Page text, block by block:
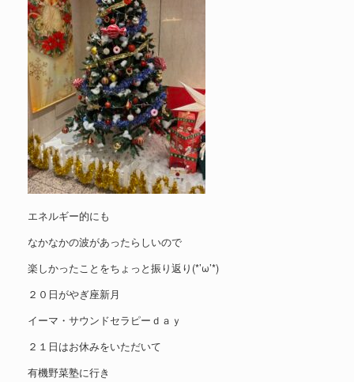
エネルギー的にも
なかなかの波があったらしいので
楽しかったことをちょっと振り返り(*’ω’*)
２０日がやぎ座新月
イーマ・サウンドセラピーｄａｙ
２１日はお休みをいただいて
有機野菜塾に行き